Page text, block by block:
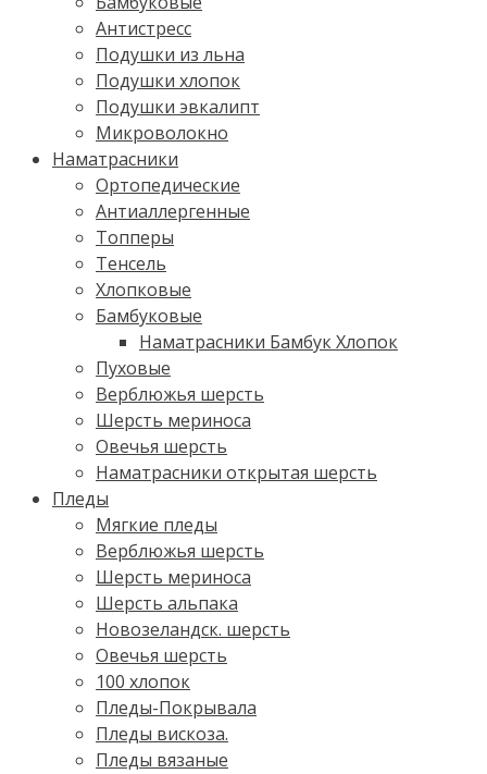
Антистресс
Подушки из льна
Подушки хлопок
Подушки эвкалипт
Микроволокно
Наматрасники
Ортопедические
Антиаллергенные
Топперы
Тенсель
Хлопковые
Бамбуковые
Наматрасники Бамбук Хлопок
Пуховые
Верблюжья шерсть
Шерсть мериноса
Овечья шерсть
Наматрасники открытая шерсть
Пледы
Мягкие пледы
Верблюжья шерсть
Шерсть мериноса
Шерсть альпака
Новозеландск. шерсть
Овечья шерсть
100 хлопок
Пледы-Покрывала
Пледы вискоза.
Пледы вязаные